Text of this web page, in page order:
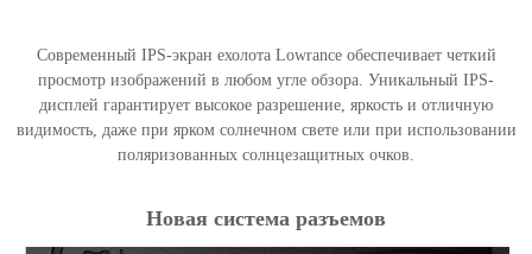
Современный IPS-экран ехолота Lowrance обеспечивает четкий
просмотр изображений в любом угле обзора. Уникальный IPS-
дисплей гарантирует высокое разрешение, яркость и отличную
видимость, даже при ярком солнечном свете или при использовании
поляризованных солнцезащитных очков.
Новая система разъемов